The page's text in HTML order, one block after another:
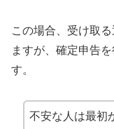
この場合、受け取
ますが、確定申告
す。
不安な人は最初